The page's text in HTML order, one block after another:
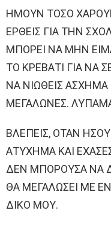
ΗΜΟΥΝ ΤΟΣΟ
ΕΡΘΕΙΣ ΓΙΑ ΤΗΝ
ΜΠΟΡΕΙ ΝΑ ΜΗΝ
ΤΟ ΚΡΕΒΑΤΙ ΓΙΑ ΝΑ
ΝΑ ΝΙΩΘΕΙΣ
ΜΕΓΑΛΩΝΕΣ.
ΒΛΕΠΕΙΣ, ΟΤΑΝ
ΑΤΥΧΗΜΑ ΚΑΙ
ΔΕΝ ΜΠΟΡΟΥΣΑ ΝΑ
ΘΑ ΜΕΓΑΛΩΣΕΙ ΜΕ
ΔΙΚΟ ΜΟΥ.